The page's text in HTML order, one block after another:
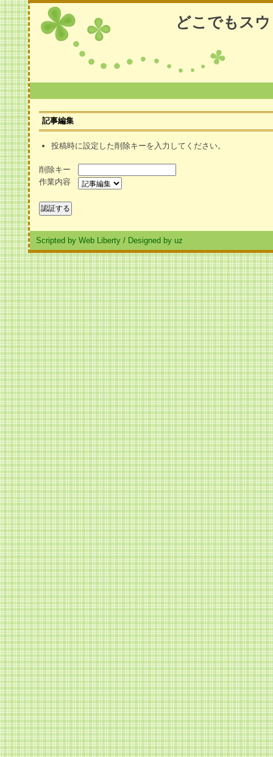
どこでもス
記事編集
投稿時に設定した削除キーを入力してください。
削除キー
作業内容
Scripted by Web Liberty / Designed by uz